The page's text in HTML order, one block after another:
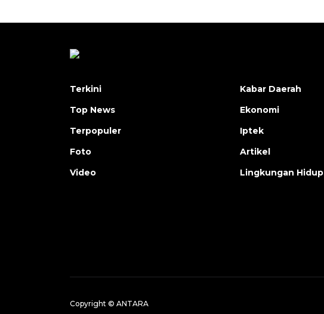
Terkini
Top News
Terpopuler
Foto
Video
Kabar Daerah
Ekonomi
Iptek
Artikel
Lingkungan Hidup
Copyright © ANTARA